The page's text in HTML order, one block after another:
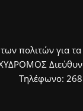
πολιτών για τα
Τηλέφωνο: